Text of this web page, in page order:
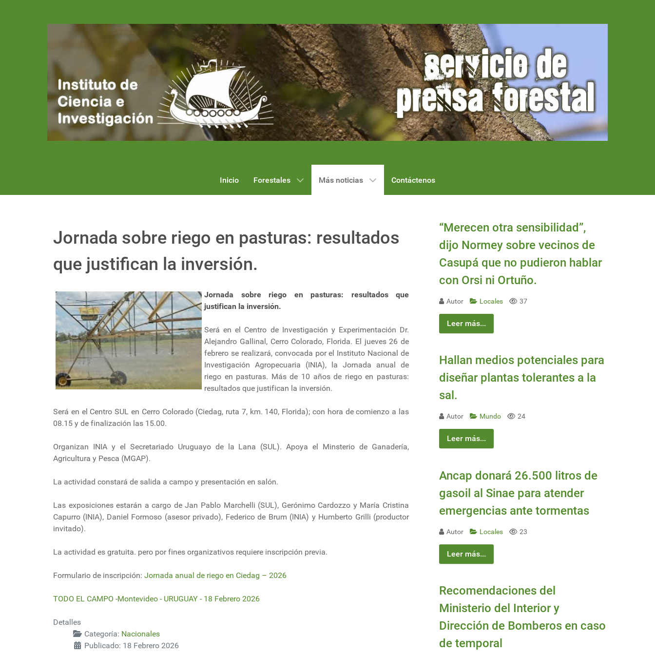
Inicio Forestales Más noticias Contáctenos
Jornada sobre riego en pasturas: resultados
que justifican la inversión.
Jornada sobre riego en pasturas: resultados que
justifican la inversión.
Será en el Centro de Investigación y Experimentación Dr.
Alejandro Gallinal, Cerro Colorado, Florida. El jueves 26 de
febrero se realizará, convocada por el Instituto Nacional de
Investigación Agropecuaria (INIA), la Jornada anual de
riego en pasturas. Más de 10 años de riego en pasturas:
resultados que justifican la inversión.
Será en el Centro SUL en Cerro Colorado (Ciedag, ruta 7, km. 140, Florida); con hora de comienzo a las
08.15 y de finalización las 15.00.
Organizan INIA y el Secretariado Uruguayo de la Lana (SUL). Apoya el Minsterio de Ganadería,
Agricultura y Pesca (MGAP).
La actividad constará de salida a campo y presentación en salón.
Las exposiciones estarán a cargo de Jan Pablo Marchelli (SUL), Gerónimo Cardozzo y María Cristina
Capurro (INIA), Daniel Formoso (asesor privado), Federico de Brum (INIA) y Humberto Grilli (productor
invitado).
La actividad es gratuita. pero por fines organizativos requiere inscripción previa.
Formulario de inscripción: Jornada anual de riego en Ciedag – 2026
TODO EL CAMPO -Montevideo - URUGUAY - 18 Febrero 2026
Detalles
Categoría: Nacionales
Publicado: 18 Febrero 2026
“Merecen otra sensibilidad”,
dijo Normey sobre vecinos de
Casupá que no pudieron hablar
con Orsi ni Ortuño.
Autor Locales 37
Leer más...
Hallan medios potenciales para
diseñar plantas tolerantes a la
sal.
Autor Mundo 24
Leer más...
Ancap donará 26.500 litros de
gasoil al Sinae para atender
emergencias ante tormentas
Autor Locales 23
Leer más...
Recomendaciones del
Ministerio del Interior y
Dirección de Bomberos en caso
de temporal